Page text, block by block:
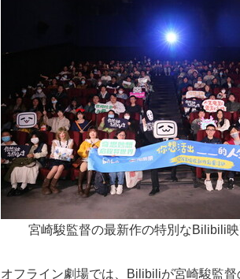
宮崎駿監督の最新作の特別なBilibili
オフライン劇場では、Bilibiliが宮崎駿監